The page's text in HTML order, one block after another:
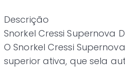
Descrição
Snorkel Cressi Supernova
O Snorkel Cressi
superior ativa, que sela